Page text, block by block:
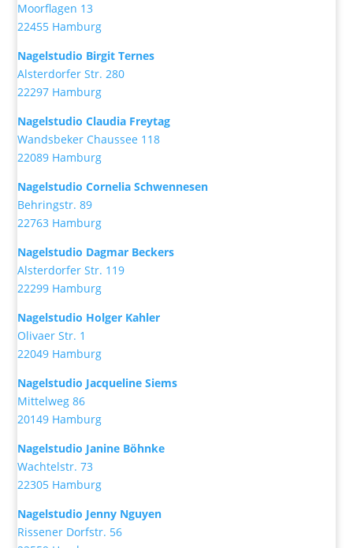
Moorflagen 13
22455 Hamburg
Nagelstudio Birgit Ternes
Alsterdorfer Str. 280
22297 Hamburg
Nagelstudio Claudia Freytag
Wandsbeker Chaussee 118
22089 Hamburg
Nagelstudio Cornelia Schwennesen
Behringstr. 89
22763 Hamburg
Nagelstudio Dagmar Beckers
Alsterdorfer Str. 119
22299 Hamburg
Nagelstudio Holger Kahler
Olivaer Str. 1
22049 Hamburg
Nagelstudio Jacqueline Siems
Mittelweg 86
20149 Hamburg
Nagelstudio Janine Böhnke
Wachtelstr. 73
22305 Hamburg
Nagelstudio Jenny Nguyen
Rissener Dorfstr. 56